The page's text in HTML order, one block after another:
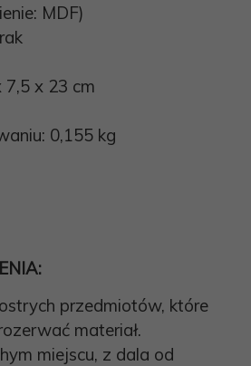
MDF)
x 23 cm
0,155 kg
przedmiotów, które
materiał.
miejscu, z dala od